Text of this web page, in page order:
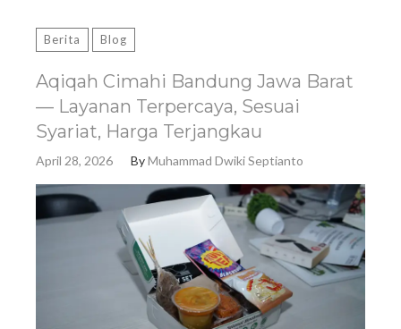
Berita Blog
Aqiqah Cimahi Bandung Jawa Barat
— Layanan Terpercaya, Sesuai
Syariat, Harga Terjangkau
April 28, 2026 ByMuhammad Dwiki Septianto